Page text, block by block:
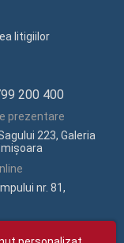
litigiilor
200 400
prezentare
223, Galeria
nr. 81,